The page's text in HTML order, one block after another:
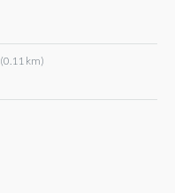
(0.11 km)